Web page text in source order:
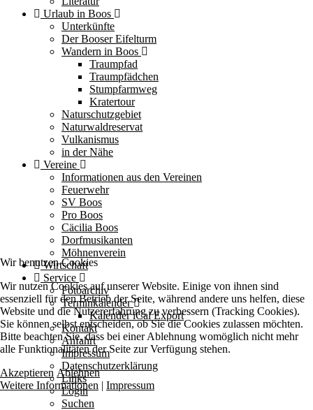
Urlaub in Boos
Unterkünfte
Der Booser Eifelturm
Wandern in Boos
Traumpfad
Traumpfädchen
Stumpfarmweg
Kratertour
Naturschutzgebiet
Naturwaldreservat
Vulkanismus
in der Nähe
Vereine
Informationen aus den Vereinen
Feuerwehr
SV Boos
Pro Boos
Cäcilia Boos
Dorfmusikanten
Möhnenverein
Wirtschaft
Service
Fotoarchiv
Terminkalender
Kalender iCal Export
Kontakt
Anfahrt
Impressum
Datenschutzerklärung
Links
Login
Suchen
Wir benutzen Cookies
Wir nutzen Cookies auf unserer Website. Einige von ihnen sind
essenziell für den Betrieb der Seite, während andere uns helfen, diese
Website und die Nutzererfahrung zu verbessern (Tracking Cookies).
Sie können selbst entscheiden, ob Sie die Cookies zulassen möchten.
Bitte beachten Sie, dass bei einer Ablehnung womöglich nicht mehr
alle Funktionalitäten der Seite zur Verfügung stehen.
Akzeptieren Ablehnen
Weitere Informationen | Impressum